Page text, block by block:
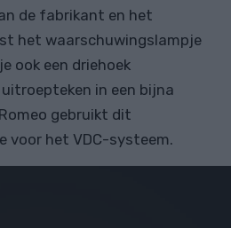
de fabrikant en het
het waarschuwingslampje
ook een driehoek
in een bijna
gebruikt dit
voor het VDC-systeem.